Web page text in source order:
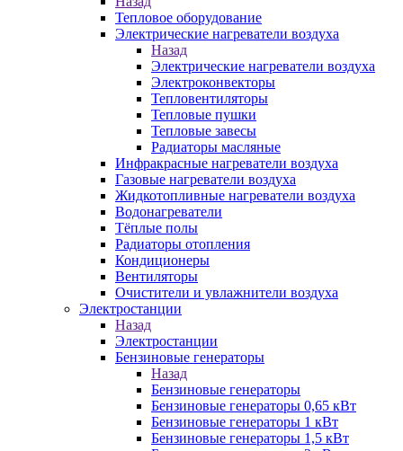
Тепловое оборудование
Электрические нагреватели воздуха
Назад
Электрические нагреватели воздуха
Электроконвекторы
Тепловентиляторы
Тепловые пушки
Тепловые завесы
Радиаторы масляные
Инфракрасные нагреватели воздуха
Газовые нагреватели воздуха
Жидкотопливные нагреватели воздуха
Водонагреватели
Тёплые полы
Радиаторы отопления
Кондиционеры
Вентиляторы
Очистители и увлажнители воздуха
Электростанции
Назад
Электростанции
Бензиновые генераторы
Назад
Бензиновые генераторы
Бензиновые генераторы 0,65 кВт
Бензиновые генераторы 1 кВт
Бензиновые генераторы 1,5 кВт